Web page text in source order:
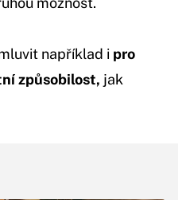
například i pro
způsobilost, jak